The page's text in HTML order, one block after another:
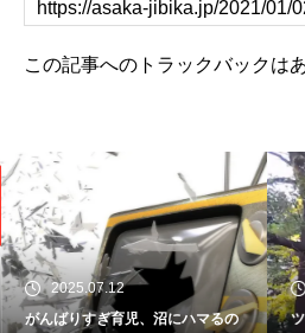
この記事へのトラックバックは
2025.07.12
がんばりすぎ育児、沼にハマるの